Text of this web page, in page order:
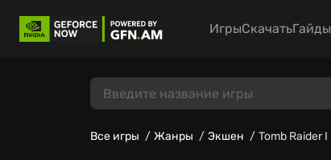
ИгрыСкачатьГайды
Все игры Жанры Экшен Tomb Raider I